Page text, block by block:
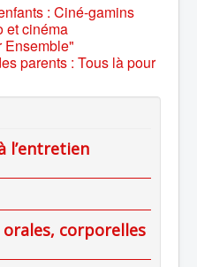
: Ciné-gamins
et cinéma
Ensemble"
parents : Tous là pour
l’entretien
corporelles